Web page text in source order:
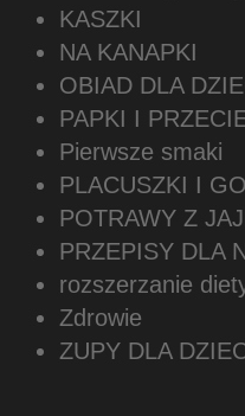
KASZKI
NA KANAPKI
OBIAD DLA
PAPKI I
Pierwsze smaki
PLACUSZKI I
POTRAWY Z
PRZEPISY DLA
rozszerzanie
Zdrowie
ZUPY DLA